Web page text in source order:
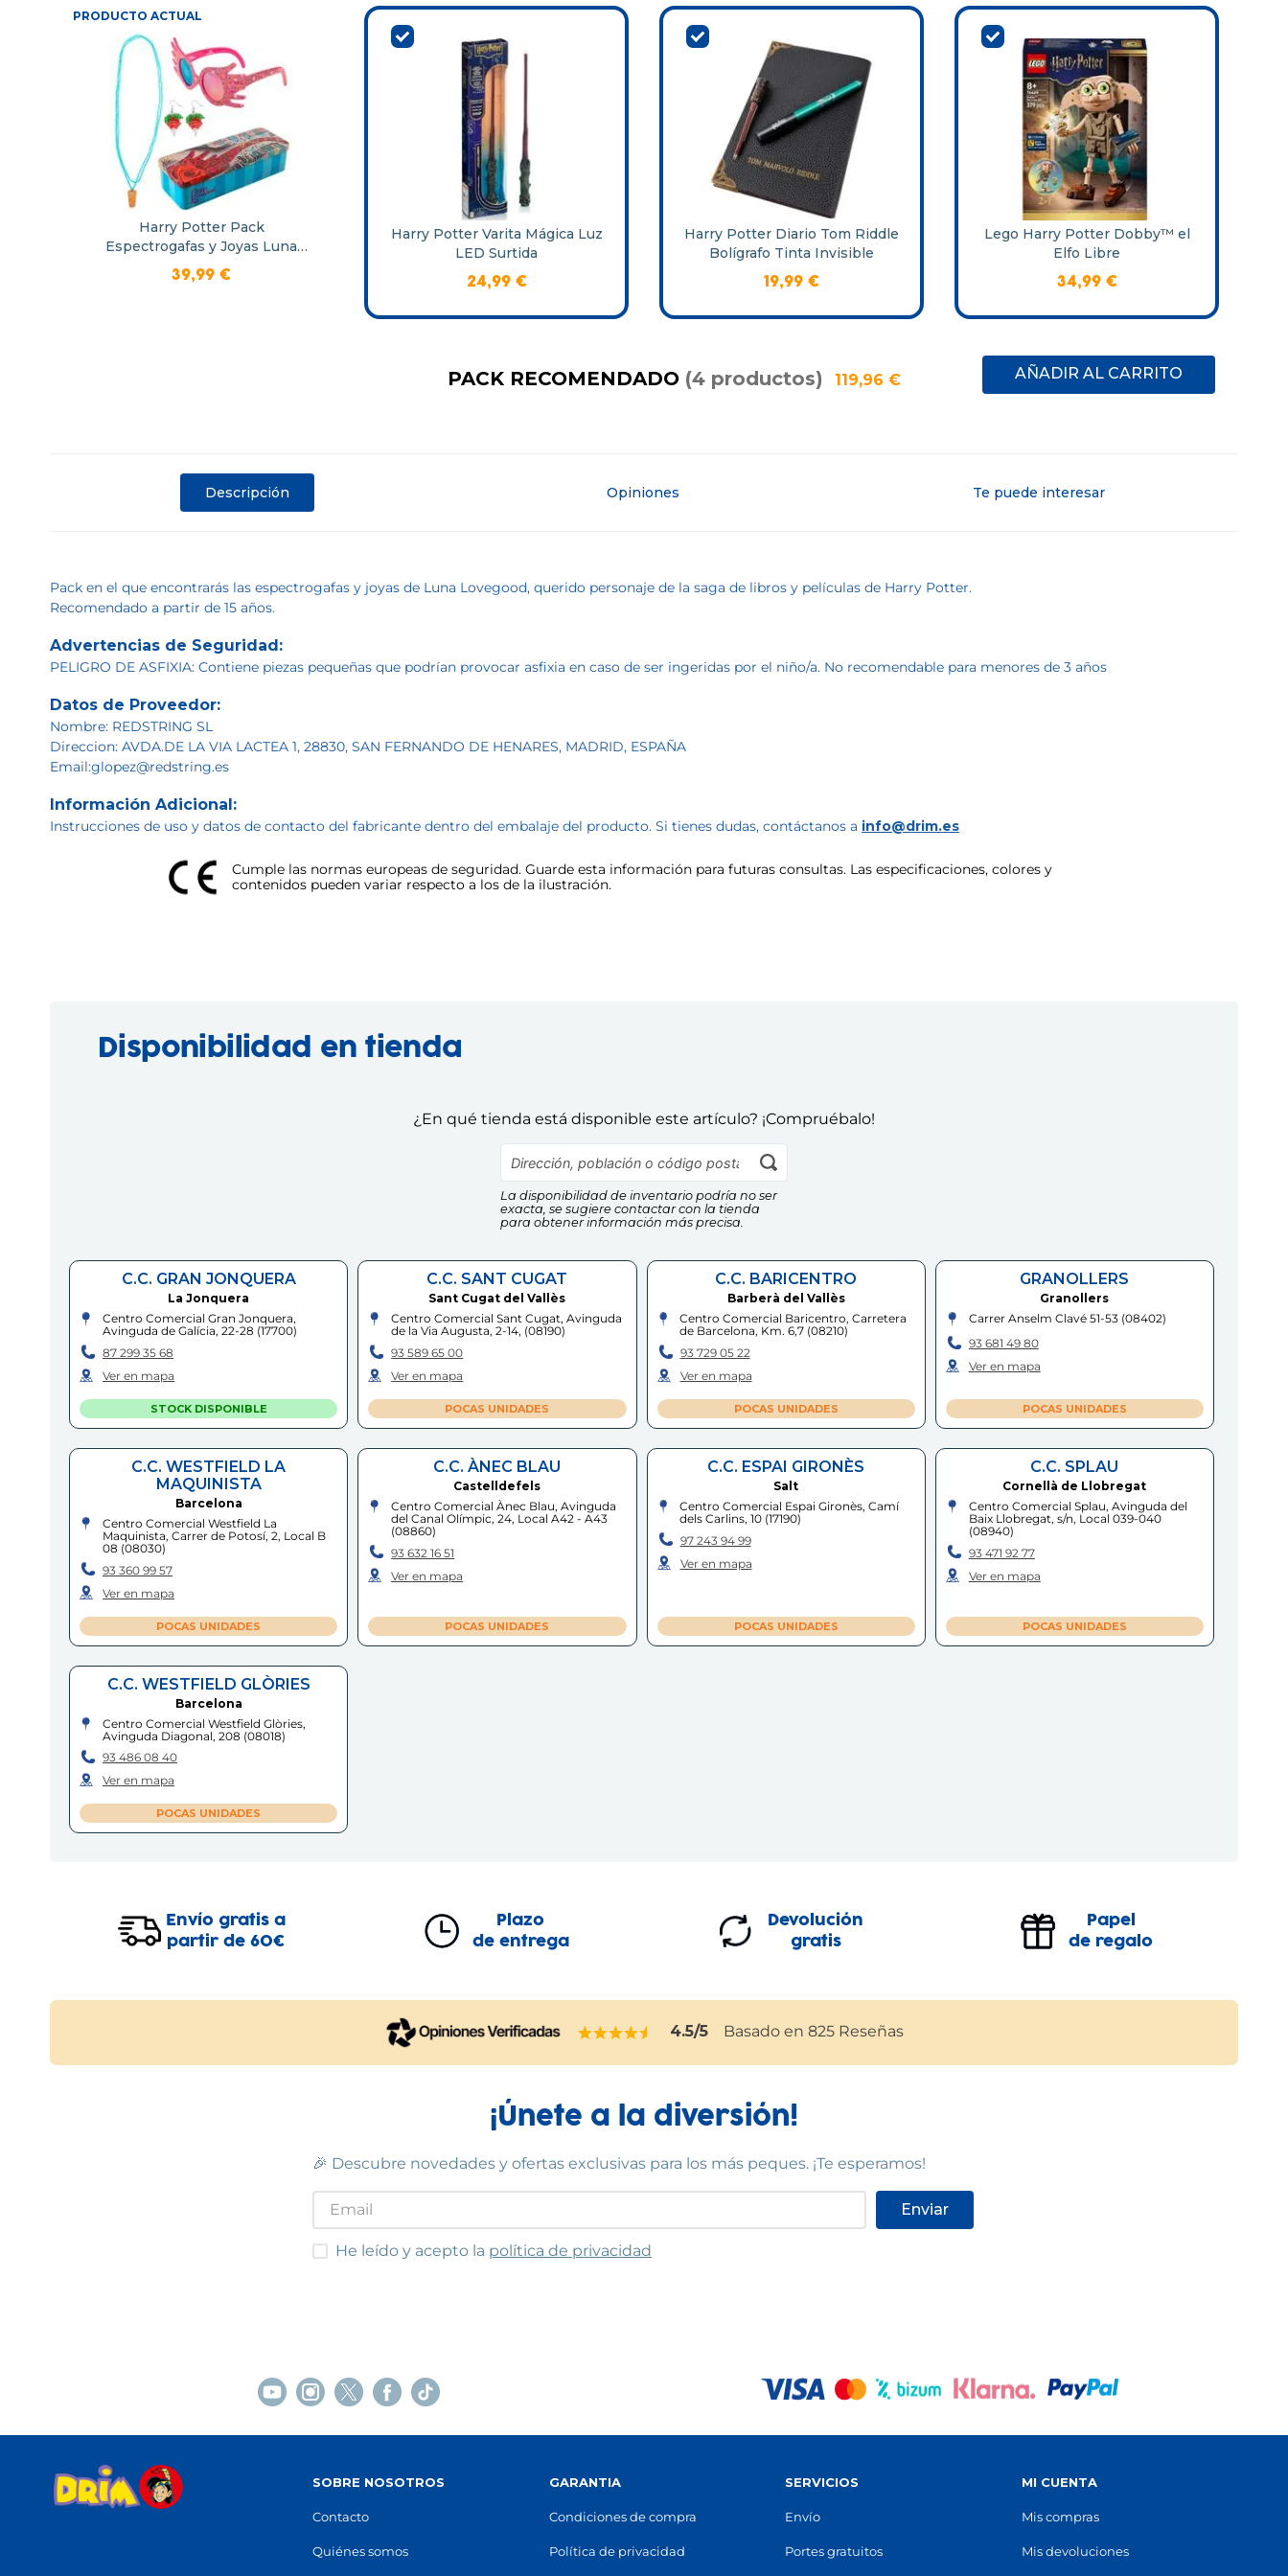
PRODUCTO ACTUAL
Harry Potter Pack
Espectrogafas y Joyas Luna
Lovegood
39,99 €
Harry Potter Varita Mágica Luz
LED Surtida
24,99 €
Harry Potter Diario Tom Riddle
Bolígrafo Tinta Invisible
19,99 €
Lego Harry Potter Dobby™ el
Elfo Libre
34,99 €
PACK RECOMENDADO (4 productos) 119,96 € AÑADIR AL CARRITO
Descripción Opiniones Te puede interesar
Pack en el que encontrarás las espectrogafas y joyas de Luna Lovegood, querido personaje de la saga de libros y películas de Harry Potter.
Recomendado a partir de 15 años.
Advertencias de Seguridad:
PELIGRO DE ASFIXIA: Contiene piezas pequeñas que podrían provocar asfixia en caso de ser ingeridas por el niño/a. No recomendable para menores de 3 años
Datos de Proveedor:
Nombre: REDSTRING SL
Direccion: AVDA.DE LA VIA LACTEA 1, 28830, SAN FERNANDO DE HENARES, MADRID, ESPAÑA
Email:glopez@redstring.es
Información Adicional:
Instrucciones de uso y datos de contacto del fabricante dentro del embalaje del producto. Si tienes dudas, contáctanos a info@drim.es
Cumple las normas europeas de seguridad. Guarde esta información para futuras consultas. Las especificaciones, colores y
contenidos pueden variar respecto a los de la ilustración.
Disponibilidad en tienda
¿En qué tienda está disponible este artículo? ¡Compruébalo!
La disponibilidad de inventario podría no ser
exacta, se sugiere contactar con la tienda
para obtener información más precisa.
C.C. GRAN JONQUERA
La Jonquera
Centro Comercial Gran Jonquera,
Avinguda de Galícia, 22-28 (17700)
87 299 35 68
Ver en mapa
STOCK DISPONIBLE
C.C. SANT CUGAT
Sant Cugat del Vallès
Centro Comercial Sant Cugat, Avinguda
de la Via Augusta, 2-14, (08190)
93 589 65 00
Ver en mapa
POCAS UNIDADES
C.C. BARICENTRO
Barberà del Vallès
Centro Comercial Baricentro, Carretera
de Barcelona, Km. 6,7 (08210)
93 729 05 22
Ver en mapa
POCAS UNIDADES
GRANOLLERS
Granollers
Carrer Anselm Clavé 51-53(08402)
93 681 49 80
Ver en mapa
POCAS UNIDADES
C.C. WESTFIELD LA
MAQUINISTA
Barcelona
Centro Comercial Westfield La
Maquinista, Carrer de Potosí, 2, Local B
08 (08030)
93 360 99 57
Ver en mapa
POCAS UNIDADES
C.C. ÀNEC BLAU
Castelldefels
Centro Comercial Ànec Blau, Avinguda
del Canal Olímpic, 24, Local A42 - A43
(08860)
93 632 16 51
Ver en mapa
POCAS UNIDADES
C.C. ESPAI GIRONÈS
Salt
Centro Comercial Espai Gironès, Camí
dels Carlins, 10 (17190)
97 243 94 99
Ver en mapa
POCAS UNIDADES
C.C. SPLAU
Cornellà de Llobregat
Centro Comercial Splau, Avinguda del
Baix Llobregat, s/n, Local 039-040
(08940)
93 471 92 77
Ver en mapa
POCAS UNIDADES
C.C. WESTFIELD GLÒRIES
Barcelona
Centro Comercial Westfield Glòries,
Avinguda Diagonal, 208 (08018)
93 486 08 40
Ver en mapa
POCAS UNIDADES
Envío gratis a
partir de 60€
Plazo
de entrega
Devolución
gratis
Papel
de regalo
4.5/5 Basado en 825 Reseñas
¡Únete a la diversión!
🎉 Descubre novedades y ofertas exclusivas para los más peques. ¡Te esperamos!
Enviar
He leído y acepto las condiciones
He leído y acepto la política de privacidad
SOBRE NOSOTROS
Contacto
Quiénes somos
GARANTIA
Condiciones de compra
Política de privacidad
SERVICIOS
Envío
Portes gratuitos
MI CUENTA
Mis compras
Mis devoluciones